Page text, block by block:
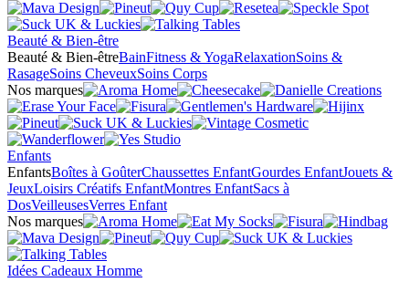
Beauté & Bien-être
Beauté & Bien-êtreBainFitness & YogaRelaxationSoins &
RasageSoins CheveuxSoins Corps
Nos marques
Enfants
EnfantsBoîtes à GoûterChaussettes EnfantGourdes EnfantJouets &
JeuxLoisirs Créatifs EnfantMontres EnfantSacs à
DosVeilleusesVerres Enfant
Nos marques
Idées Cadeaux Homme